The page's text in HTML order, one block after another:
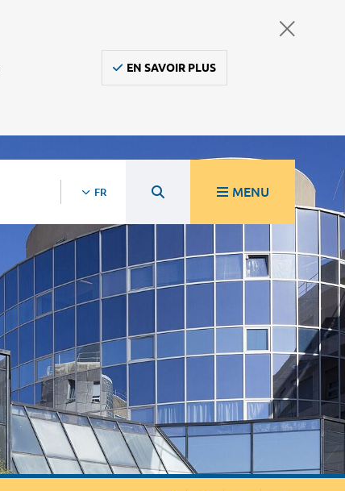
EN SAVOIR PLUS
FR MENU